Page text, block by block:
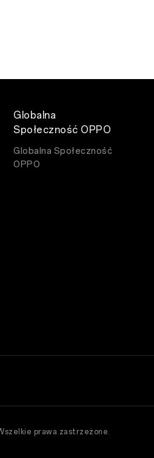
Globalna
Społeczność OPPO
Globalna Społeczność
OPPO
prawa zastrzeżone.